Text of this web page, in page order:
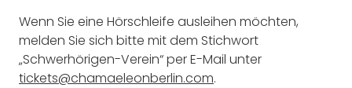
Wenn Sie eine Hörschleife ausleihen möchten,
melden Sie sich bitte mit dem Stichwort
„Schwerhörigen-Verein“ per E-Mail unter
tickets@chamaeleonberlin.com.